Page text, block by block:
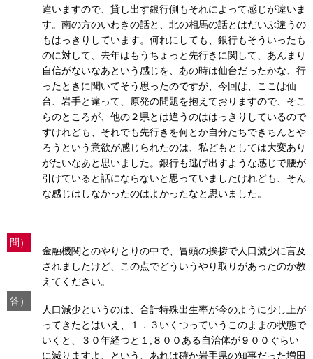
違いますので、貸し出す銀行側もそれによって感じが違いま
す。南の方のいわきの話と、北の相馬の話とはだいぶ違うの
もはっきりしています。何れにしても、銀行もそういったも
のに対して、去年はもうちょっと先行きに関して、あんまり
自信がないなあという感じを、あの時は仙台だったかな、行
ったときに聞いてそう思ったのですが、今回は、ここは仙
台、岩手と違って、原発の問題を抱えておりますので、そこ
らのところが、他の２県とは違うのははっきりしているので
すけれども、それでも先行きを何とか自分たちできちんとや
ろうという意欲が感じられたのは、私どもとしては大変あり
がたいなあと思いました。銀行も逃げ出すような感じで腰が
引けていると話にならないと思っていましたけれども、そん
な感じはしなかったのはよかったなと思いました。
問）
金融機関とのやりとりの中で、冒頭の挨拶で人口減少に言及
されましたけど、この点でどういうやり取りがあったのか教
えてください。
答）
人口減少というのは、合計特殊出生率が今のように少し上が
ってきたとはいえ、１．３いくつっていうこのままの状態で
いくと、３０年経つと１,８００ある自治体が９００ぐらい
に減りますよ、という、あれは確か岩手県の知事だった増田